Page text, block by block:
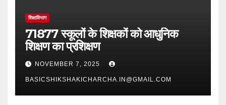
शिक्षाविभाग
71877 स्कूलों के शिक्षकों को आधुनिक
शिक्षण का प्रशिक्षण
NOVEMBER 7, 2025
BASICSHIKSHAKICHARCHA.IN@GMAIL.COM